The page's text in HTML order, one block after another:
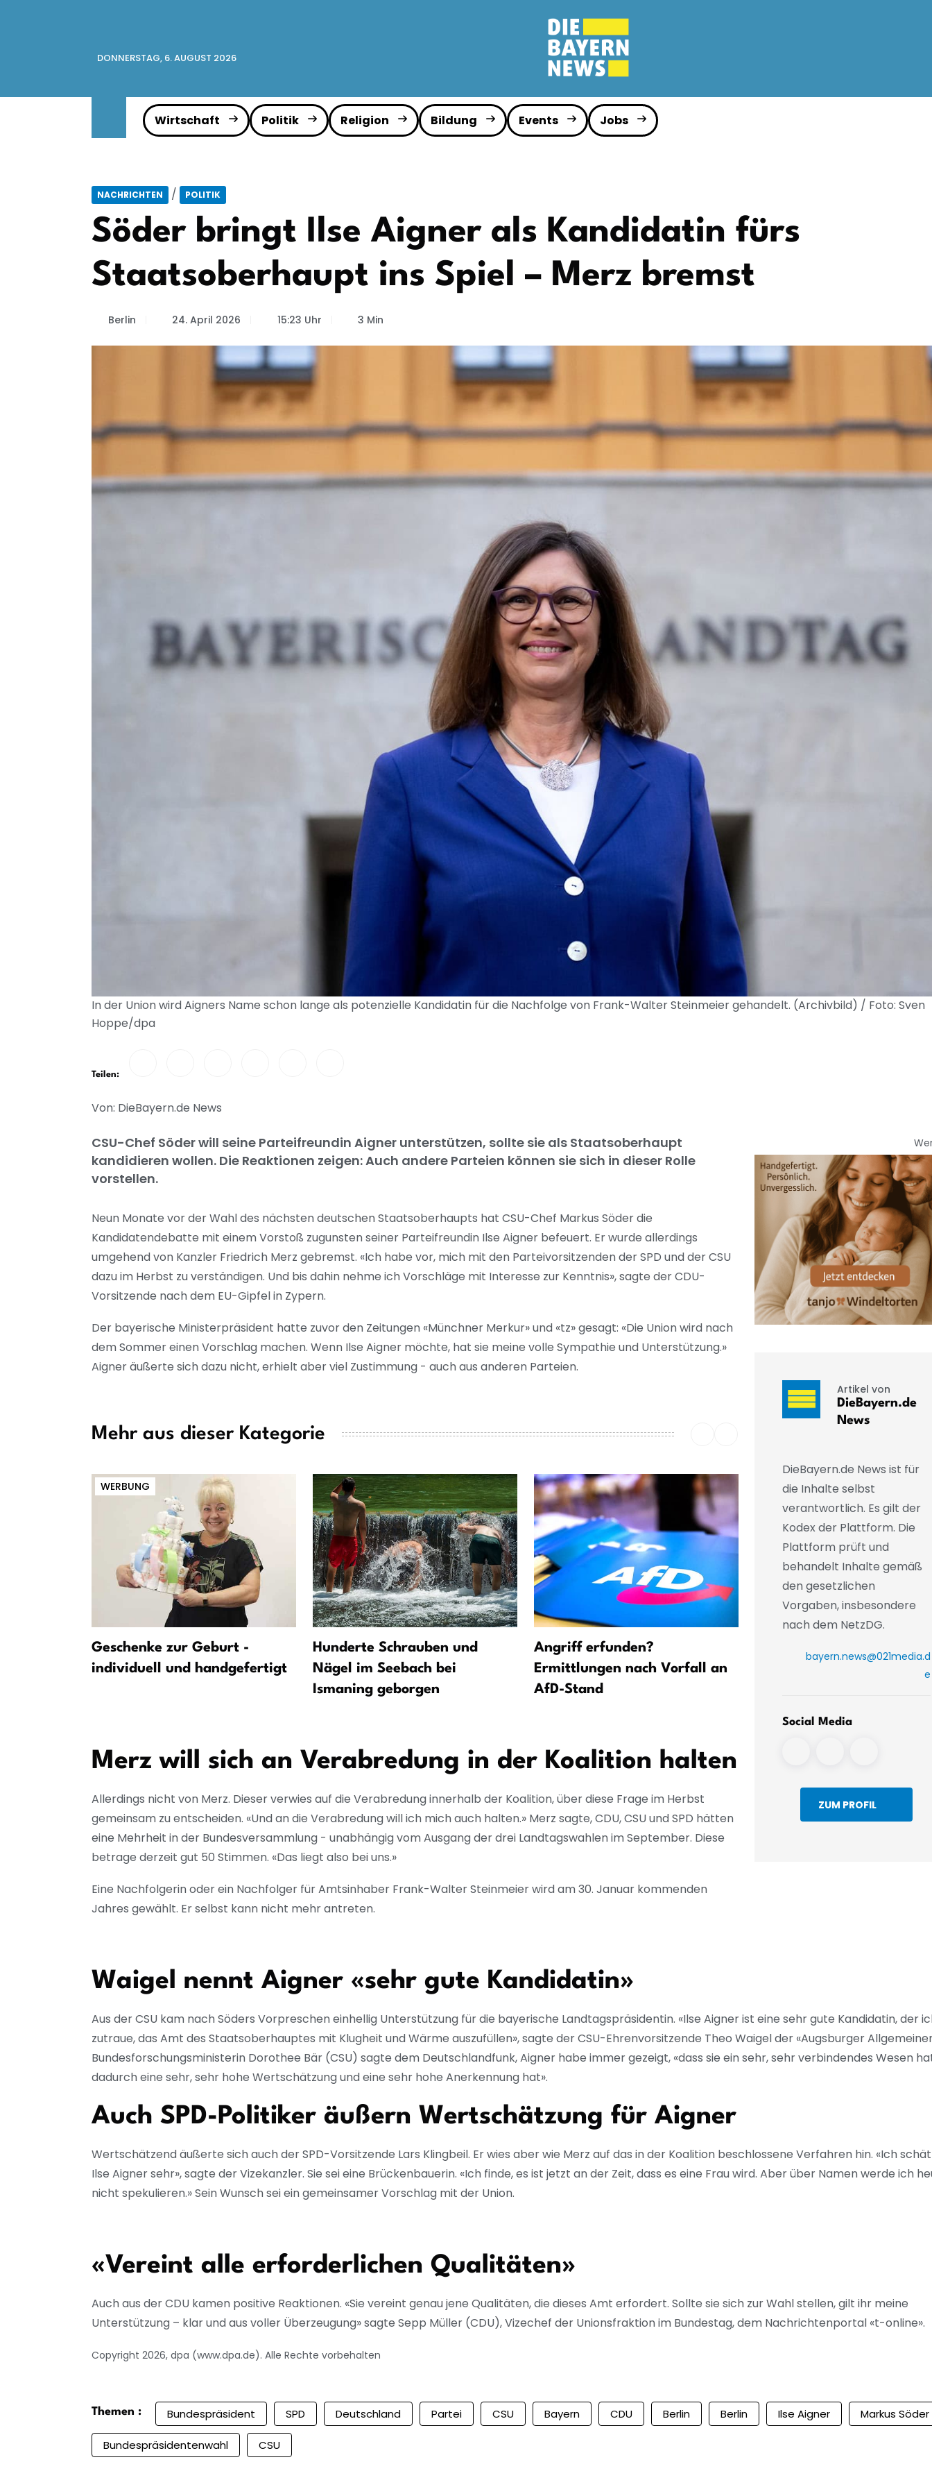
DONNERSTAG, 6. AUGUST 2026
Wirtschaft Politik Religion Bildung Events Jobs
NACHRICHTEN / POLITIK
Söder bringt Ilse Aigner als Kandidatin fürs
Staatsoberhaupt ins Spiel – Merz bremst
Berlin 24. April 2026 15:23 Uhr 3 Min
In der Union wird Aigners Name schon lange als potenzielle Kandidatin für die Nachfolge von Frank-Walter Steinmeier gehandelt. (Archivbild) / Foto: Sven
Hoppe/dpa
Teilen:
Von: DieBayern.de News
CSU-Chef Söder will seine Parteifreundin Aigner unterstützen, sollte sie als Staatsoberhaupt
kandidieren wollen. Die Reaktionen zeigen: Auch andere Parteien können sie sich in dieser Rolle
vorstellen.
Neun Monate vor der Wahl des nächsten deutschen Staatsoberhaupts hat CSU-Chef Markus Söder die
Kandidatendebatte mit einem Vorstoß zugunsten seiner Parteifreundin Ilse Aigner befeuert. Er wurde allerdings
umgehend von Kanzler Friedrich Merz gebremst. «Ich habe vor, mich mit den Parteivorsitzenden der SPD und der CSU
dazu im Herbst zu verständigen. Und bis dahin nehme ich Vorschläge mit Interesse zur Kenntnis», sagte der CDU-
Vorsitzende nach dem EU-Gipfel in Zypern.
Der bayerische Ministerpräsident hatte zuvor den Zeitungen «Münchner Merkur» und «tz» gesagt: «Die Union wird nach
dem Sommer einen Vorschlag machen. Wenn Ilse Aigner möchte, hat sie meine volle Sympathie und Unterstützung.»
Aigner äußerte sich dazu nicht, erhielt aber viel Zustimmung - auch aus anderen Parteien.
Mehr aus dieser Kategorie
WERBUNG
Geschenke zur Geburt -
individuell und handgefertigt
Hunderte Schrauben und
Nägel im Seebach bei
Ismaning geborgen
Angriff erfunden?
Ermittlungen nach Vorfall an
AfD-Stand
Merz will sich an Verabredung in der Koalition halten
Allerdings nicht von Merz. Dieser verwies auf die Verabredung innerhalb der Koalition, über diese Frage im Herbst
gemeinsam zu entscheiden. «Und an die Verabredung will ich mich auch halten.» Merz sagte, CDU, CSU und SPD hätten
eine Mehrheit in der Bundesversammlung - unabhängig vom Ausgang der drei Landtagswahlen im September. Diese
betrage derzeit gut 50 Stimmen. «Das liegt also bei uns.»
Eine Nachfolgerin oder ein Nachfolger für Amtsinhaber Frank-Walter Steinmeier wird am 30. Januar kommenden
Jahres gewählt. Er selbst kann nicht mehr antreten.
Artikel von
DieBayern.de
News
DieBayern.de News ist für
die Inhalte selbst
verantwortlich. Es gilt der
Kodex der Plattform. Die
Plattform prüft und
behandelt Inhalte gemäß
den gesetzlichen
Vorgaben, insbesondere
nach dem NetzDG.
bayern.news@021media.d
e
Social Media
ZUM PROFIL
Waigel nennt Aigner «sehr gute Kandidatin»
Aus der CSU kam nach Söders Vorpreschen einhellig Unterstützung für die bayerische Landtagspräsidentin. «Ilse Aigner ist eine sehr gute Kandidatin, der
zutraue, das Amt des Staatsoberhauptes mit Klugheit und Wärme auszufüllen», sagte der CSU-Ehrenvorsitzende Theo Waigel der «Augsburger
Bundesforschungsministerin Dorothee Bär (CSU) sagte dem Deutschlandfunk, Aigner habe immer gezeigt, «dass sie ein sehr, sehr verbindendes Wesen
dadurch eine sehr, sehr hohe Wertschätzung und eine sehr hohe Anerkennung hat».
Auch SPD-Politiker äußern Wertschätzung für Aigner
Wertschätzend äußerte sich auch der SPD-Vorsitzende Lars Klingbeil. Er wies aber wie Merz auf das in der Koalition beschlossene Verfahren hin. «Ich
Ilse Aigner sehr», sagte der Vizekanzler. Sie sei eine Brückenbauerin. «Ich finde, es ist jetzt an der Zeit, dass es eine Frau wird. Aber über Namen werde ich
nicht spekulieren.» Sein Wunsch sei ein gemeinsamer Vorschlag mit der Union.
«Vereint alle erforderlichen Qualitäten»
Auch aus der CDU kamen positive Reaktionen. «Sie vereint genau jene Qualitäten, die dieses Amt erfordert. Sollte sie sich zur Wahl stellen, gilt ihr meine
Unterstützung – klar und aus voller Überzeugung» sagte Sepp Müller (CDU), Vizechef der Unionsfraktion im Bundestag, dem Nachrichtenportal «t-online».
Copyright 2026, dpa (www.dpa.de). Alle Rechte vorbehalten
Themen : Bundespräsident SPD Deutschland Partei CSU Bayern CDU Berlin Berlin Ilse Aigner Markus Söder
Bundespräsidentenwahl CSU